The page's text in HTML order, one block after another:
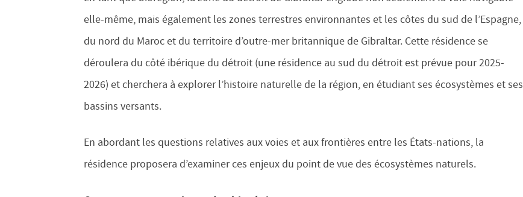
elle-même, mais également les zones terrestres environnantes et les côtes du sud de l’Espagne,
du nord du Maroc et du territoire d’outre-mer britannique de Gibraltar. Cette résidence se
déroulera du côté ibérique du détroit (une résidence au sud du détroit est prévue pour 2025-
2026) et cherchera à explorer l’histoire naturelle de la région, en étudiant ses écosystèmes et ses
bassins versants.
En abordant les questions relatives aux voies et aux frontières entre les États-nations, la
résidence proposera d’examiner ces enjeux du point de vue des écosystèmes naturels.